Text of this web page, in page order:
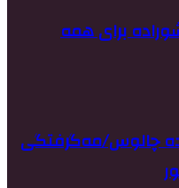
برای همه
چالوس/مه‌گرفتگی